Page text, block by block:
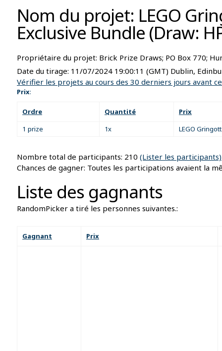
Nom du projet: LEGO
Exclusive Bundle (Draw:
Propriétaire du projet: Brick Prize Draws; PO Box 770;
Date du tirage: 11/07/2024 19:00:11 (GMT) Dublin,
Vérifier les projets au cours des 30 derniers jours avant
Prix:
Ordre Quantité
Prix
1 prize
1x LEGO
Nombre total de participants: 210 (Lister les participants)
Chances de gagner: Toutes les participations avaient la
Liste des gagnants
RandomPicker a tiré les personnes suivantes.:
Gagnant Prix